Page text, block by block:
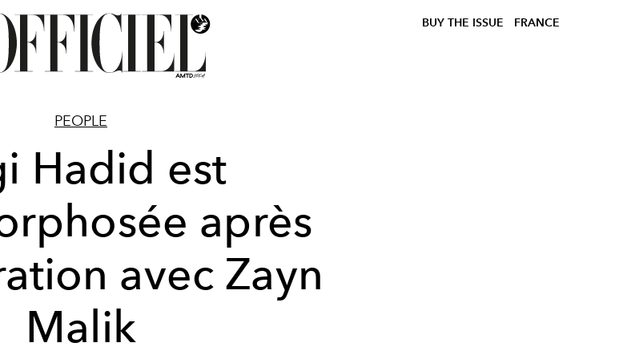
BUY THE ISSUE FRANCE
PEOPLE
Hadid est
après
avec Zayn
Malik